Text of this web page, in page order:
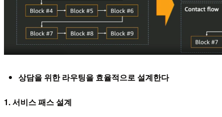
상담을 위한 라우팅을 효율적으로 설계한다
1. 서비스 패스 설계